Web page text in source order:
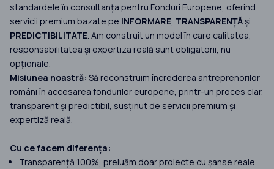
standardele în consultanța pentru Fonduri Europene, oferind
servicii premium bazate pe INFORMARE, TRANSPARENȚĂși
PREDICTIBILITATE. Am construit un model în care calitatea,
responsabilitatea și expertiza reală sunt obligatorii, nu
opționale.
Misiunea noastră: Să reconstruim încrederea antreprenorilor
români în accesarea fondurilor europene, printr-un proces clar,
transparent și predictibil, susținut de servicii premium și
expertiză reală.
Cu ce facem diferența:
Transparență 100%, preluăm doar proiecte cu șanse reale